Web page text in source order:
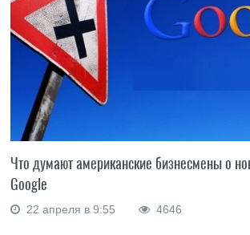
Что думают американские бизнесмены о
Google
22 апреля в 9:55 4646